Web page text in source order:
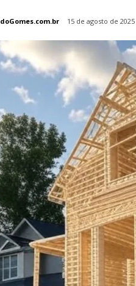
15 de agosto de 2025